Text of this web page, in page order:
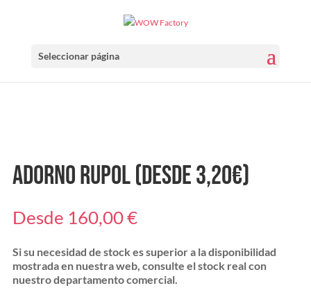
Seleccionar página
Adorno Rupol (Desde 3,20€)
Desde 160,00€
Si su necesidad de stock es superior a la disponibilidad
mostrada en nuestra web, consulte el stock real con
nuestro departamento comercial.